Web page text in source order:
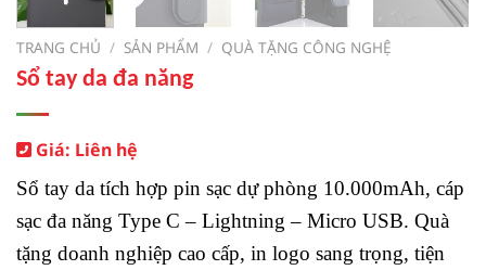
TRANG CHỦ / SẢN PHẨM / QUÀ TẶNG CÔNG NGHỆ
Sổ tay da đa năng
Giá: Liên hệ
Sổ tay da tích hợp pin sạc dự phòng 10.000mAh, cáp
sạc đa năng Type C – Lightning – Micro USB. Quà
tặng doanh nghiệp cao cấp, in logo sang trọng, tiện